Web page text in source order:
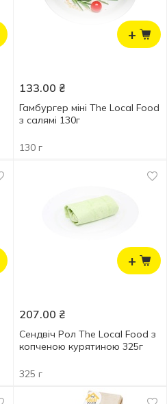
+
133.00 ₴
Гамбургер міні The Local Food
з салямі 130г
130 г
+
207.00 ₴
Сендвіч Рол The Local Food з
копченою курятиною 325г
325 г